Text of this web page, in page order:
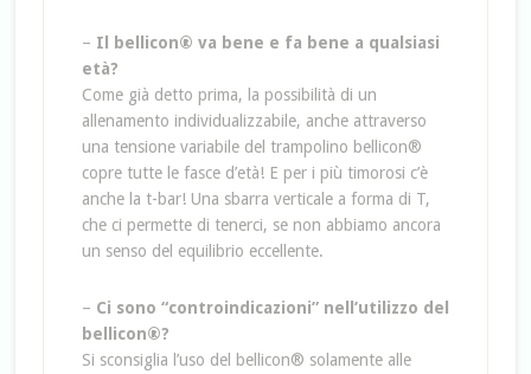
– Il bellicon® va bene e fa bene a qualsiasi
età?
Come già detto prima, la possibilità di un
allenamento individualizzabile, anche attraverso
una tensione variabile del trampolino bellicon®
copre tutte le fasce d’età! E per i più timorosi c’è
anche la t-bar! Una sbarra verticale a forma di T,
che ci permette di tenerci, se non abbiamo ancora
un senso del equilibrio eccellente.
– Ci sono “controindicazioni” nell’utilizzo del
bellicon®?
Si sconsiglia l’uso del bellicon® solamente alle